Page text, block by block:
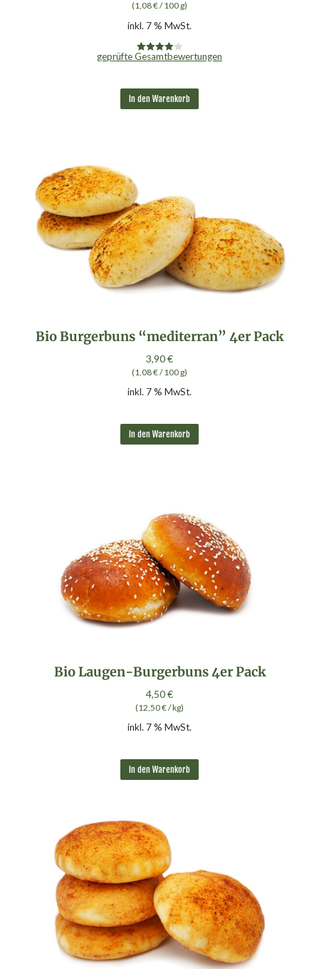
(1,08€/100 g)
inkl. 7 % MwSt.
Bewertet
geprüfte Gesamtbewertungen
In den Warenkorb
Bio Burgerbuns “mediterran” 4er Pack
3,90€
(1,08€/100 g)
inkl. 7 % MwSt.
In den Warenkorb
Bio Laugen-Burgerbuns 4er Pack
4,50€
(12,50€/kg)
inkl. 7 % MwSt.
In den Warenkorb